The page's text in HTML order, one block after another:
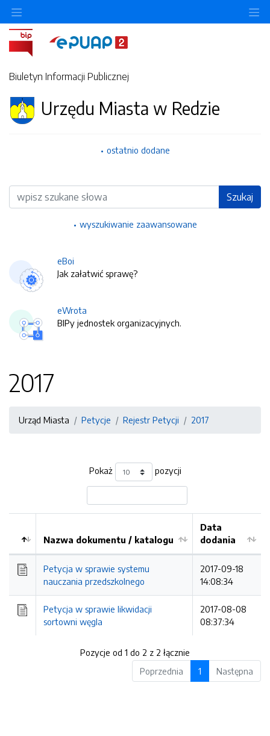
Biuletyn Informacji Publicznej
Urzędu Miasta w Redzie
ostatnio dodane
Wyszukiwarka Szukaj
wyszukiwanie zaawansowane
eBoi
Jak załatwić sprawę?
eWrota
BIPy jednostek organizacyjnych.
2017
Urząd Miasta Petycje Rejestr Petycji 2017
Pokaż pozycji
Kolejność
Nazwa dokumentu / katalogu
Data
dodania
Petycja w sprawie systemu
nauczania przedszkolnego
2017-09-18
14:08:34
Petycja w sprawie likwidacji
sortowni węgla
2017-08-08
08:37:34
Pozycje od 1 do 2 z 2 łącznie
Poprzednia
1 Następna